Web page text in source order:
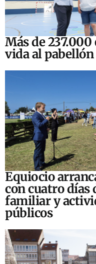
Más de
vida al
Equiocio
con cuatro días
familiar y
públicos